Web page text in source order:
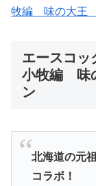
牧編 味の大王
エースコ
小牧編 味
ン
北海道の元
コラボ！